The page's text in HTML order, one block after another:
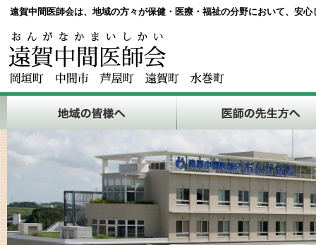
遠賀中間医師会は、地域の方々が保健・医療・福祉の分野において、安